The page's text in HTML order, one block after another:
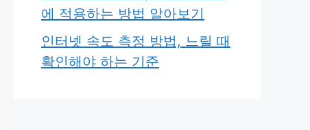
에 적용하는 방법 알아보기
인터넷 속도 측정 방법, 느릴 때
확인해야 하는 기준